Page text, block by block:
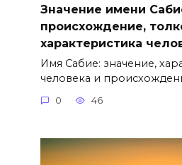
Значение имени
происхождение,
характеристика
Имя Сабие: значение,
человека и
0 46